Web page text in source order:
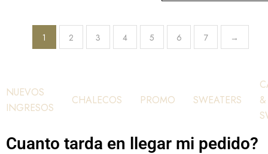
1 2 3 4 5 6 7 →
NUEVOS
INGRESOS
CHALECOS PROMO SWEATERS
&
Cuanto tarda en llegar mi pedido?